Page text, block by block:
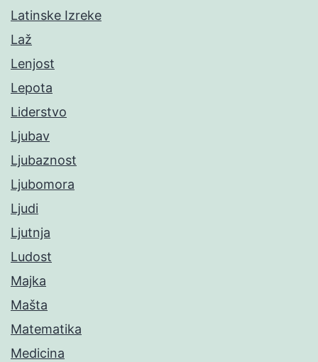
Latinske Izreke
Laž
Lenjost
Lepota
Liderstvo
Ljubav
Ljubaznost
Ljubomora
Ljudi
Ljutnja
Ludost
Majka
Mašta
Matematika
Medicina